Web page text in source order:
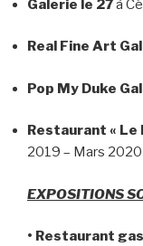
Galerie le 27à
Real Fine Art
Pop My Duke
Restaurant «
2019 – Mars 2020
EXPOSITIONS
• Restaurant